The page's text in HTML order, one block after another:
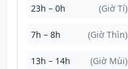
23h – 0h (Giờ Tí)
7h – 8h (Giờ Thìn)
13h – 14h (Giờ Mùi)